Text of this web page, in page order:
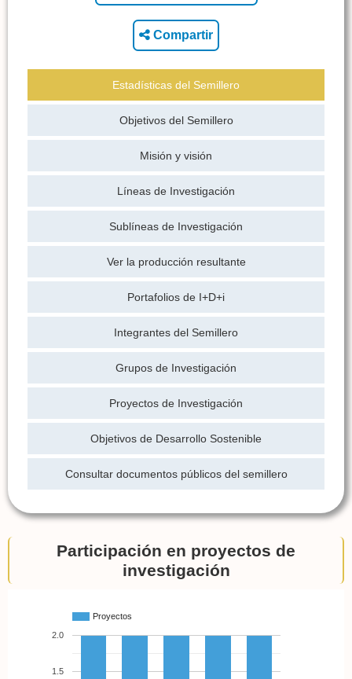
Compartir
Estadísticas del Semillero
Objetivos del Semillero
Misión y visión
Líneas de Investigación
Sublíneas de Investigación
Ver la producción resultante
Portafolios de I+D+i
Integrantes del Semillero
Grupos de Investigación
Proyectos de Investigación
Objetivos de Desarrollo Sostenible
Consultar documentos públicos del semillero
Participación en proyectos de
investigación
Proyectos
1.5
2.0